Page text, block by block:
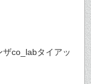
co_labタイアッ